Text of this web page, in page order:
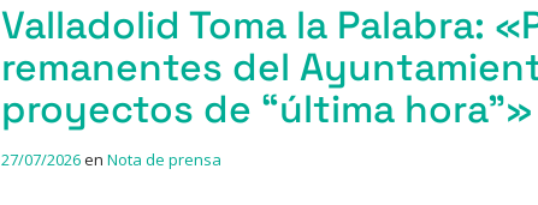
Valladolid Toma la Palabra:
remanentes del
proyectos de “última hora”»
27/07/2026en Nota de prensa